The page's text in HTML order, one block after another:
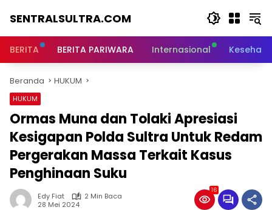
SENTRALSULTRA.COM
BERITA BERITA PARIWARA Internasional
Beranda HUKUM
HUKUM
Ormas Muna dan Tolaki Apresiasi
Kesigapan Polda Sultra Untuk Redam
Pergerakan Massa Terkait Kasus
Penghinaan Suku
Edy Fiat
2 Min Baca
28 Mei 2024
16